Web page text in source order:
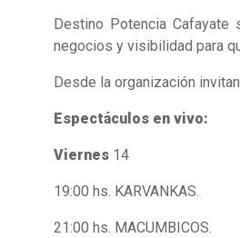
Destino Potencia
negocios y visibilidad para
Desde la organización
Espectáculos en vivo:
Viernes14
19:00 hs. KARVANKAS.
21:00 hs. MACUMBICOS.